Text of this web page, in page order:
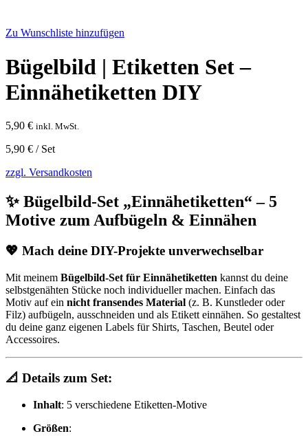
Zu Wunschliste hinzufügen
Bügelbild | Etiketten Set –
Einnähetiketten DIY
5,90 € inkl. MwSt.
5,90 € / Set
zzgl. Versandkosten
✨ Bügelbild-Set „Einnähetiketten“ – 5
Motive zum Aufbügeln & Einnähen
💖 Mach deine DIY-Projekte unverwechselbar
Mit meinem Bügelbild-Set für Einnähetiketten kannst du deine
selbstgenähten Stücke noch individueller machen. Einfach das
Motiv auf ein nicht fransendes Material (z. B. Kunstleder oder
Filz) aufbügeln, ausschneiden und als Etikett einnähen. So gestaltest
du deine ganz eigenen Labels für Shirts, Taschen, Beutel oder
Accessoires.
📐 Details zum Set:
Inhalt: 5 verschiedene Etiketten-Motive
Größen: